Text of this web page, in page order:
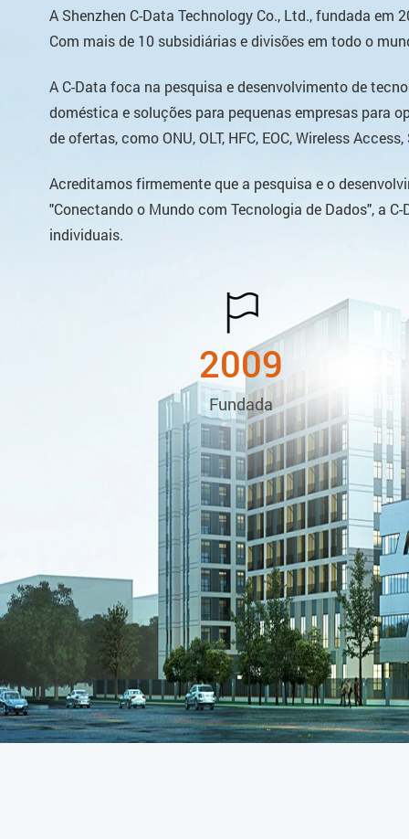
A Shenzhen C-Data Technology Co., Ltd., fundada
Com mais de 10 subsidiárias e divisões em todo o
A C-Data foca na pesquisa e desenvolvimento de
doméstica e soluções para pequenas empresas para
de ofertas, como ONU, OLT, HFC, EOC, Wireless
Acreditamos firmemente que a pesquisa e o
"Conectando o Mundo com Tecnologia de Dados", a
individuais.
2009
Fundada